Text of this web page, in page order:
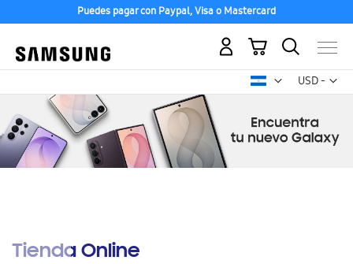
Puedes pagar con Paypal, Visa o Mastercard
USD -
dólar
Mi carrito
Tienda Online